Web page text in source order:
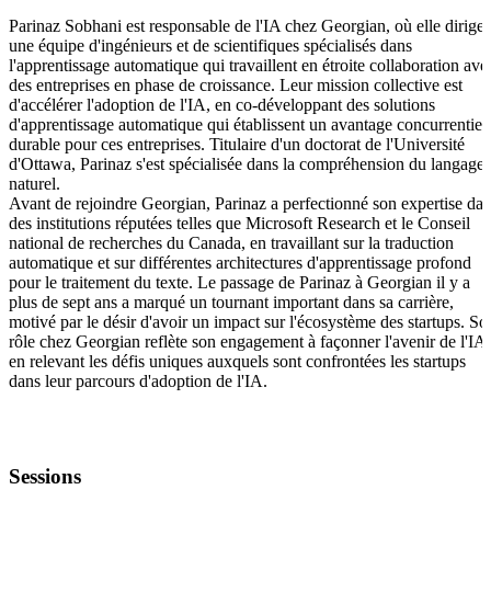
Parinaz Sobhani est responsable de l'IA chez Georgian, où elle dirige
une équipe d'ingénieurs et de scientifiques spécialisés dans
l'apprentissage automatique qui travaillent en étroite collaboration
des entreprises en phase de croissance. Leur mission collective est
d'accélérer l'adoption de l'IA, en co-développant des solutions
d'apprentissage automatique qui établissent un avantage concurrentiel
durable pour ces entreprises. Titulaire d'un doctorat de l'Université
d'Ottawa, Parinaz s'est spécialisée dans la compréhension du langage
naturel.
Avant de rejoindre Georgian, Parinaz a perfectionné son expertise
des institutions réputées telles que Microsoft Research et le Conseil
national de recherches du Canada, en travaillant sur la traduction
automatique et sur différentes architectures d'apprentissage profond
pour le traitement du texte. Le passage de Parinaz à Georgian il y a
plus de sept ans a marqué un tournant important dans sa carrière,
motivé par le désir d'avoir un impact sur l'écosystème des startups.
rôle chez Georgian reflète son engagement à façonner l'avenir de l'IA,
en relevant les défis uniques auxquels sont confrontées les startups
dans leur parcours d'adoption de l'IA.
Sessions